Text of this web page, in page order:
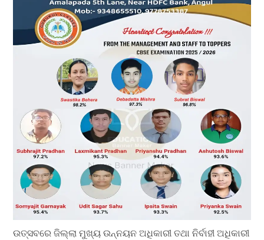
ଉତ୍ସବରେ ଜିଲ୍ଲା ମୁଖ୍ୟ ଉନ୍ନୟନ ଅଧିକାରୀ ତଥା ନିର୍ବାହୀ ଅଧିକାରୀ